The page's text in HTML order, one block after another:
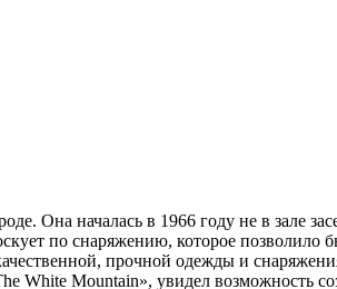
Она началась в 1966 году не в зале
по снаряжению, которое позволило
прочной одежды и
Mountain», увидел возможность